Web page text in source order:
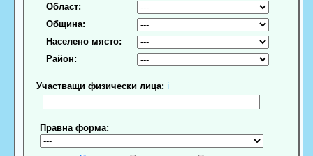
Област:
Община:
Населено място:
Район:
Участващи физически лица: ℹ
Правна форма: